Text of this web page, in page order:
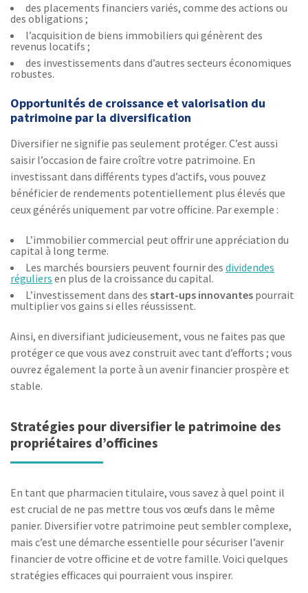
des placements financiers variés, comme des actions ou
des obligations ;
l’acquisition de biens immobiliers qui génèrent des
revenus locatifs ;
des investissements dans d’autres secteurs économiques
robustes.
Opportunités de croissance et valorisation du
patrimoine par la diversification
Diversifier ne signifie pas seulement protéger. C’est aussi
saisir l’occasion de faire croître votre patrimoine. En
investissant dans différents types d’actifs, vous pouvez
bénéficier de rendements potentiellement plus élevés que
ceux générés uniquement par votre officine. Par exemple :
L’immobilier commercial peut offrir une appréciation du
capital à long terme.
Les marchés boursiers peuvent fournir des dividendes
réguliers en plus de la croissance du capital.
L’investissement dans des start-ups innovantes pourrait
multiplier vos gains si elles réussissent.
Ainsi, en diversifiant judicieusement, vous ne faites pas que
protéger ce que vous avez construit avec tant d’efforts ; vous
ouvrez également la porte à un avenir financier prospère et
stable.
Stratégies pour diversifier le patrimoine des
propriétaires d’officines
En tant que pharmacien titulaire, vous savez à quel point il
est crucial de ne pas mettre tous vos œufs dans le même
panier. Diversifier votre patrimoine peut sembler complexe,
mais c’est une démarche essentielle pour sécuriser l’avenir
financier de votre officine et de votre famille. Voici quelques
stratégies efficaces qui pourraient vous inspirer.